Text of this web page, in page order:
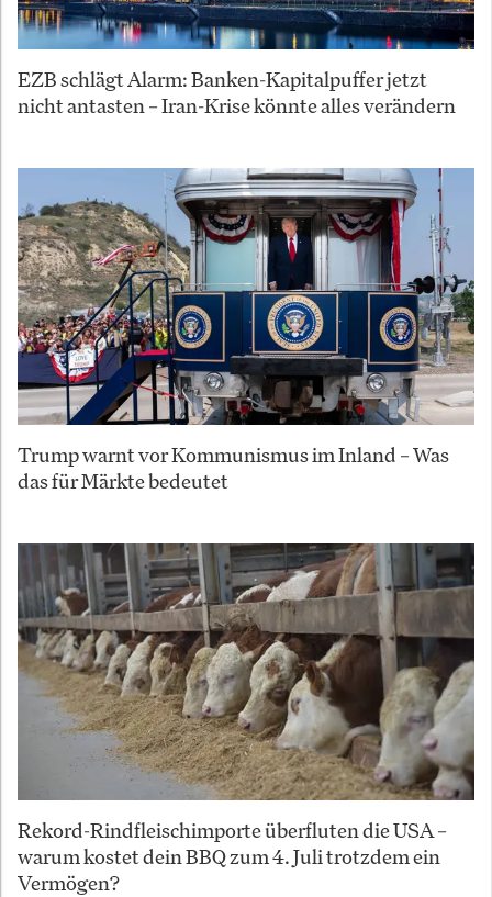
EZB schlägt Alarm: Banken-Kapitalpuffer jetzt
nicht antasten – Iran-Krise könnte alles verändern
Trump warnt vor Kommunismus im Inland – Was
das für Märkte bedeutet
Rekord-Rindfleischimporte überfluten die USA –
warum kostet dein BBQ zum 4. Juli trotzdem ein
Vermögen?